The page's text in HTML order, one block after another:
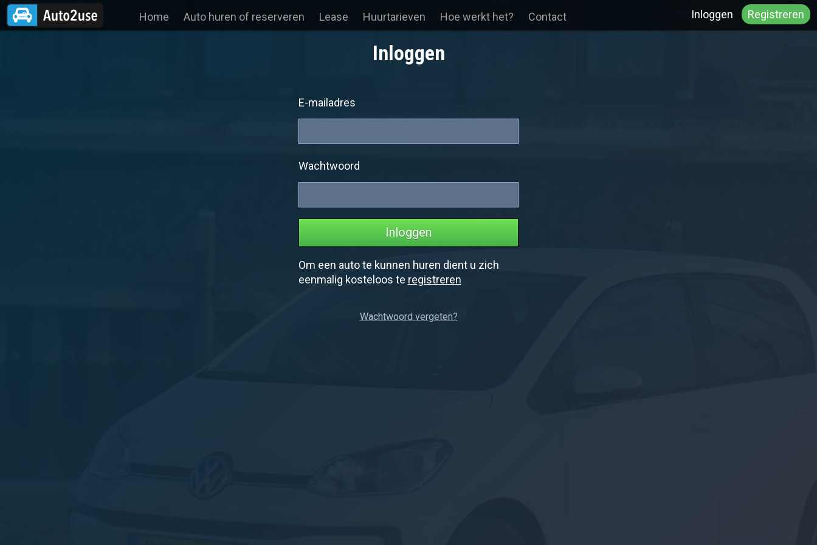
Home Auto huren of reserveren Lease Huurtarieven Hoe werkt het? Contact Inloggen Registreren
Inloggen
E-mailadres
Wachtwoord
Inloggen
Om een auto te kunnen huren dient u zich
eenmalig kosteloos te registreren
Wachtwoord vergeten?